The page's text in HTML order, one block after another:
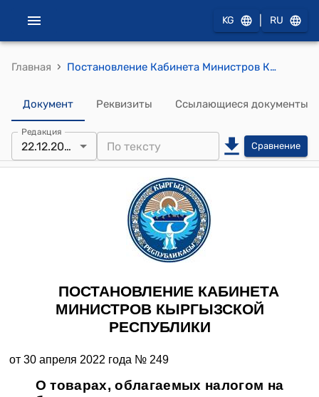
KG RU
Главная › Постановление Кабинета Министров КР от 30 апреля 2022 года № 249 "О товарах, облагаемых налогом на добавленную стоимость по ставке ноль (0) процентов, применяемой в целях обеспечения продовольственной безопасности страны и стабилизации рыночных цен"
Документ Реквизиты Ссылающиеся документы
Редакция
22.12.2025 Сравнение